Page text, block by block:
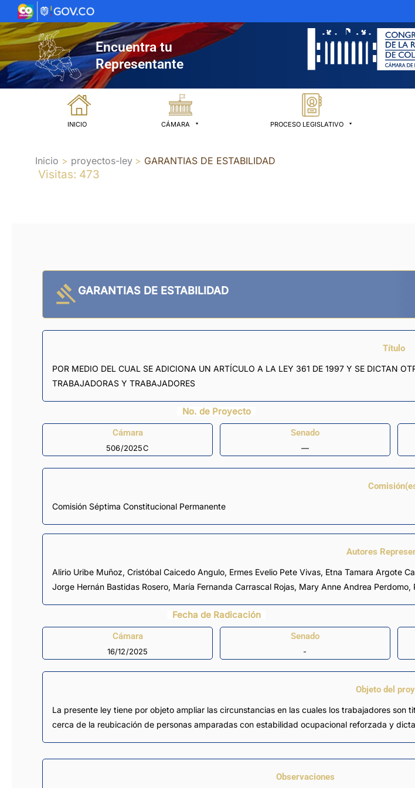
al
contenido
Encuentra tu
Representante
INICIO CÁMARA PROCESO LEGISLATIVO
Inicio proyectos-ley GARANTIAS DE ESTABILIDAD
Visitas: 473
GARANTIAS DE ESTABILIDAD
Título
POR MEDIO DEL CUAL SE ADICIONA UN ARTÍCULO A LA LEY 361 DE 1997 Y SE DICTAN
TRABAJADORAS Y TRABAJADORES
No. de Proyecto
Cámara
506/2025C
Senado
—
Comisión Séptima Constitucional Permanente
Autores
Alirio Uribe Muñoz, Cristóbal Caicedo Angulo, Ermes Evelio Pete Vivas, Etna Tamara Argote
Jorge Hernán Bastidas Rosero, María Fernanda Carrascal Rojas, Mary Anne Andrea Perdomo,
Fecha de Radicación
Cámara
16/12/2025
Senado
-
Objeto del
La presente ley tiene por objeto ampliar las circunstancias en las cuales los trabajadores
cerca de la reubicación de personas amparadas con estabilidad ocupacional reforzada y
Observaciones